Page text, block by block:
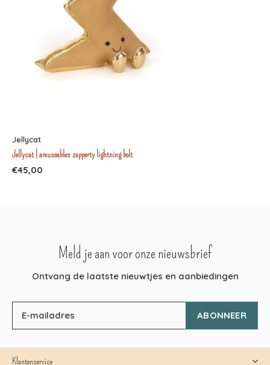
Jellycat
Jellycat | amuseables zapperty lightning bolt
€45,00
Meld je aan voor onze nieuwsbrief
Ontvang de laatste nieuwtjes en aanbiedingen
ABONNEER
Klantenservice